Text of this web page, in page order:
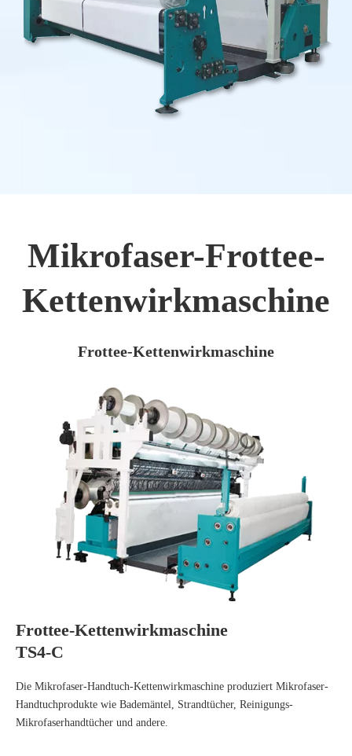
Mikrofaser-Frottee-
Kettenwirkmaschine
Frottee-Kettenwirkmaschine
Frottee-Kettenwirkmaschine
TS4-C
Die Mikrofaser-Handtuch-Kettenwirkmaschine produziert Mikrofaser-
Handtuchprodukte wie Bademäntel, Strandtücher, Reinigungs-
Mikrofaserhandtücher und andere.